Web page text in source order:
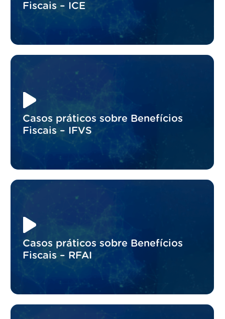
Fiscais – ICE
Casos práticos sobre Benefícios
Fiscais – IFVS
Casos práticos sobre Benefícios
Fiscais – RFAI